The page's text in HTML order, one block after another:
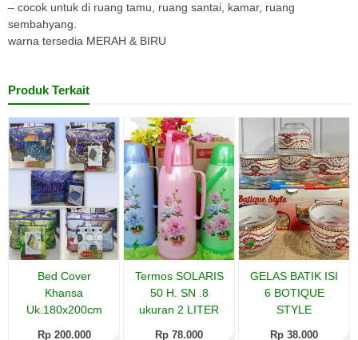
– cocok untuk di ruang tamu, ruang santai, kamar, ruang
sembahyang.
warna tersedia MERAH & BIRU
Produk Terkait
Bed Cover
Khansa
Uk.180x200cm
Rp 200.000
Termos SOLARIS
50 H. SN .8
ukuran 2 LITER
Rp 78.000
GELAS BATIK ISI
6 BOTIQUE
STYLE
Rp 38.000